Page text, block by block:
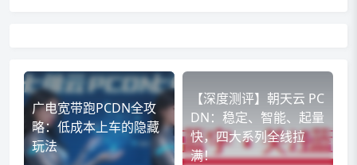
广电宽带跑PCDN全攻
略：低成本上车的隐藏
玩法
【深度测评】朝天云 PC
DN：稳定、智能、起量
快，四大系列全线拉
满！​